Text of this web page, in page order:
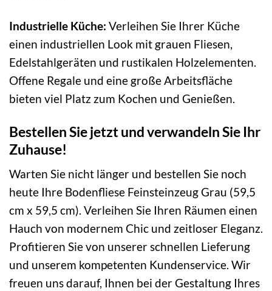
Industrielle Küche: Verleihen Sie Ihrer Küche
einen industriellen Look mit grauen Fliesen,
Edelstahlgeräten und rustikalen Holzelementen.
Offene Regale und eine große Arbeitsfläche
bieten viel Platz zum Kochen und Genießen.
Bestellen Sie jetzt und verwandeln Sie Ihr
Zuhause!
Warten Sie nicht länger und bestellen Sie noch
heute Ihre Bodenfliese Feinsteinzeug Grau (59,5
cm x 59,5 cm). Verleihen Sie Ihren Räumen einen
Hauch von modernem Chic und zeitloser Eleganz.
Profitieren Sie von unserer schnellen Lieferung
und unserem kompetenten Kundenservice. Wir
freuen uns darauf, Ihnen bei der Gestaltung Ihres